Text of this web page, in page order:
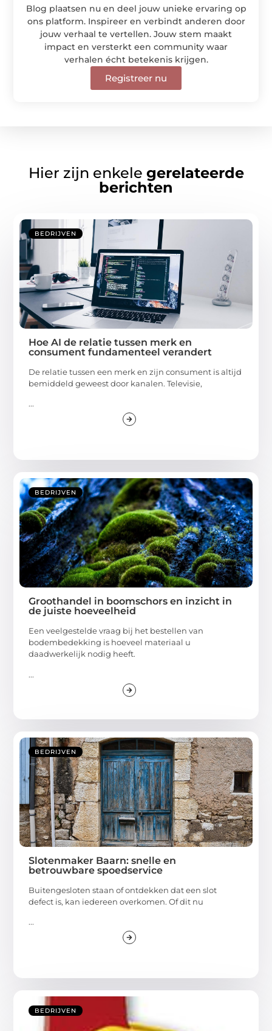
Blog plaatsen nu en deel jouw unieke ervaring op
ons platform. Inspireer en verbindt anderen door
jouw verhaal te vertellen. Jouw stem maakt
impact en versterkt een community waar
verhalen écht betekenis krijgen.
Registreer nu
Hier zijn enkele gerelateerde
berichten
BEDRIJVEN
Hoe AI de relatie tussen merk en
consument fundamenteel verandert
De relatie tussen een merk en zijn consument is altijd
bemiddeld geweest door kanalen. Televisie,
...
BEDRIJVEN
Groothandel in boomschors en inzicht in
de juiste hoeveelheid
Een veelgestelde vraag bij het bestellen van
bodembedekking is hoeveel materiaal u
daadwerkelijk nodig heeft.
...
BEDRIJVEN
Slotenmaker Baarn: snelle en
betrouwbare spoedservice
Buitengesloten staan of ontdekken dat een slot
defect is, kan iedereen overkomen. Of dit nu
...
BEDRIJVEN